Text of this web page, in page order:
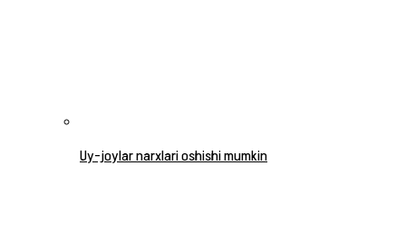
Uy-joylar narxlari oshishi mumkin